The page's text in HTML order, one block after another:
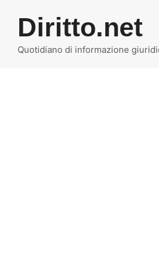
contenuto
Diritto.net
Quotidiano di informazione